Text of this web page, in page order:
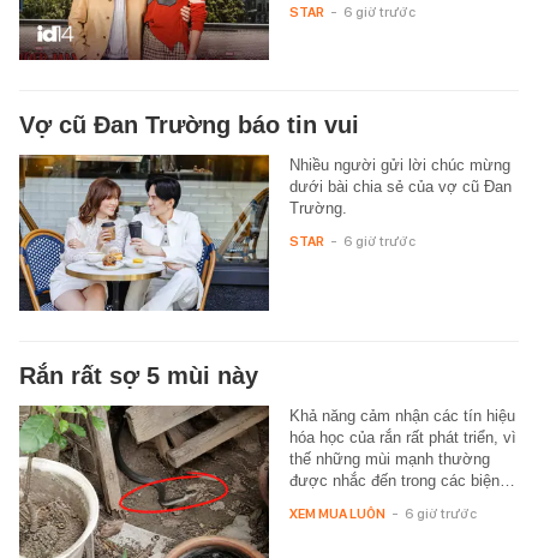
STAR - 6 giờ trước
Vợ cũ Đan Trường báo tin vui
Nhiều người gửi lời chúc mừng
dưới bài chia sẻ của vợ cũ Đan
Trường.
STAR - 6 giờ trước
Rắn rất sợ 5 mùi này
Khả năng cảm nhận các tín hiệu
hóa học của rắn rất phát triển, vì
thế những mùi mạnh thường
được nhắc đến trong các biện…
XEM MUA LUÔN - 6 giờ trước